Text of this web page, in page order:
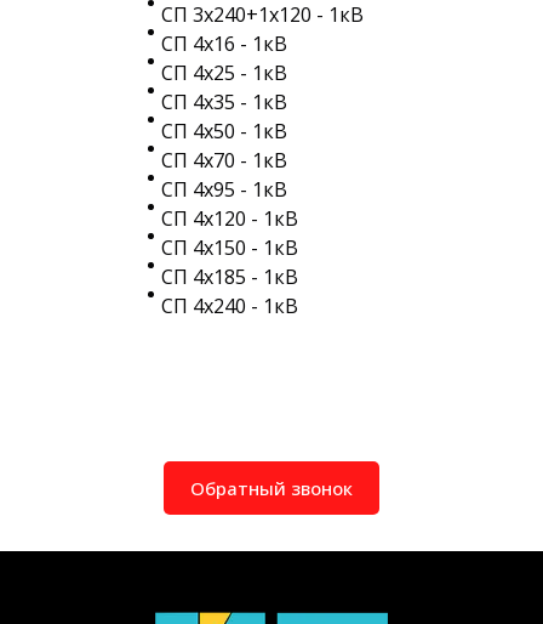
СП 3х240+1х120 - 1кВ
СП 4х16 - 1кВ
СП 4х25 - 1кВ
СП 4х35 - 1кВ
СП 4х50 - 1кВ
СП 4х70 - 1кВ
СП 4х95 - 1кВ
СП 4х120 - 1кВ
СП 4х150 - 1кВ
СП 4х185 - 1кВ
СП 4х240 - 1кВ
Обратный звонок